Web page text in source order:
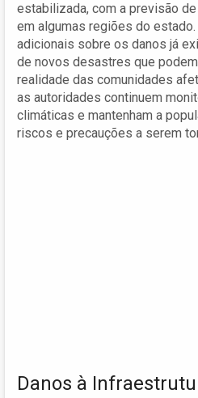
estabilizada, com a previsão
em algumas regiões do
adicionais sobre os danos já
de novos desastres que
realidade das comunidades
as autoridades continuem
climáticas e mantenham a
riscos e precauções a serem
Danos à